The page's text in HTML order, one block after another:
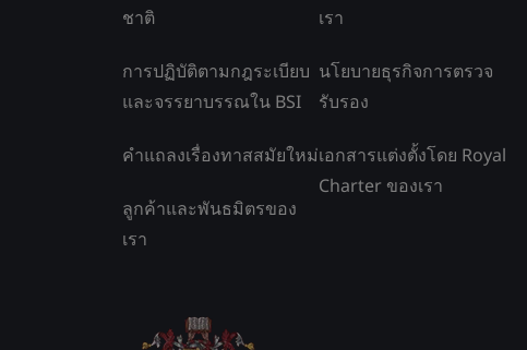
ชาติ
การปฏิบัติตามกฎระเบียบ
และจรรยาบรรณใน BSI
คำแถลงเรื่องทาสสมัยใหม่
ลูกค้าและพันธมิตรของ
เรา
เรา
นโยบายธุรกิจการตรวจ
รับรอง
เอกสารแต่งตั้งโดย Royal
Charter ของเรา